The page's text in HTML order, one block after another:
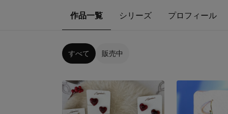
作品一覧 シリーズ プロフィール
すべて 販売中